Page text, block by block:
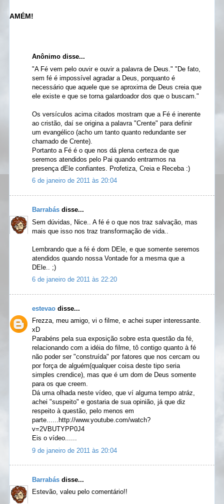
AMÉM!
Anônimo disse...
"A Fé vem pelo ouvir e ouvir a palavra de Deus." "De fato,
sem fé é impossível agradar a Deus, porquanto é
necessário que aquele que se aproxima de Deus creia que
ele existe e que se torna galardoador dos que o buscam."
Os versículos acima citados mostram que a Fé é inerente
ao cristão, daí se origina a palavra "Crente" para definir
um evangélico (acho um tanto quanto redundante ser
chamado de Crente).
Portanto a Fé é o que nos dá plena certeza de que
seremos atendidos pelo Pai quando entrarmos na
presença dEle confiantes. Profetiza, Creia e Receba :)
6 de janeiro de 2011 às 20:04
Barrabás disse...
Sem dúvidas, Nice.. A fé é o que nos traz salvação, mas
mais que isso nos traz transformação de vida..
Lembrando que a fé é dom DEle, e que somente seremos
atendidos quando nossa Vontade for a mesma que a
DEle.. ;)
6 de janeiro de 2011 às 22:20
estevao disse...
Frezza, meu amigo, vi o filme, e achei super interessante.
xD
Parabéns pela sua exposição sobre esta questão da fé,
relacionando com a idéia do filme, tô contigo quanto à fé
não poder ser "construída" por fatores que nos cercam ou
por força de alguém(qualquer coisa deste tipo seria
simples crendice), mas que é um dom de Deus somente
para os que creem.
Dá uma olhada neste vídeo, que ví alguma tempo atráz,
achei "suspeito" e gostaria de sua opinião, já que diz
respeito à questão, pelo menos em
parte......http://www.youtube.com/watch?
v=2VBUTYPP0J4
Eis o vídeo......
9 de janeiro de 2011 às 20:04
Barrabás disse...
Estevão, valeu pelo comentário!!